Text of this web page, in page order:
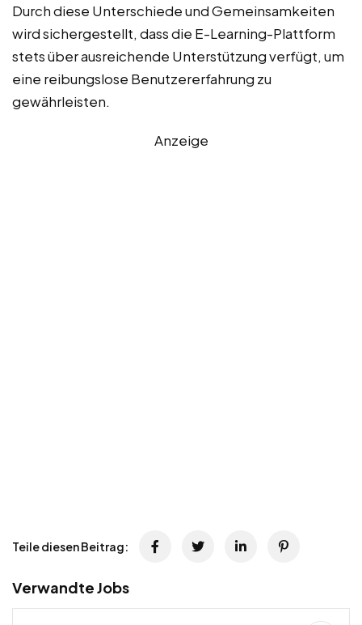
Durch diese Unterschiede und Gemeinsamkeiten
wird sichergestellt, dass die E-Learning-Plattform
stets über ausreichende Unterstützung verfügt, um
eine reibungslose Benutzererfahrung zu
gewährleisten.
Anzeige
Teile diesen Beitrag:
Verwandte Jobs